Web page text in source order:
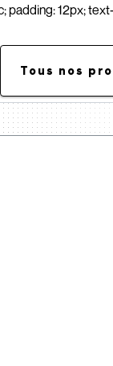
12px;
Tous nos